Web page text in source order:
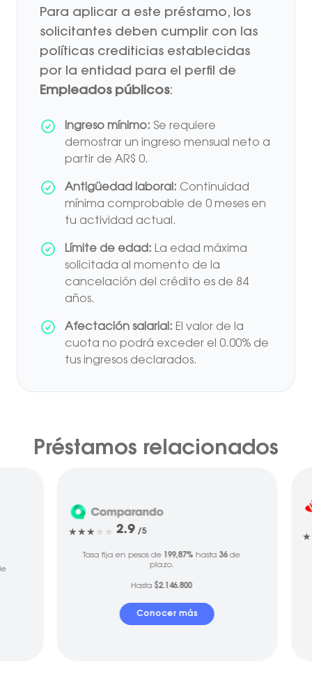
Para aplicar a este préstamo, los
solicitantes deben cumplir con las
políticas crediticias establecidas
por la entidad para el perfil de
Empleados públicos:
Ingreso mínimo: Se requiere
demostrar un ingreso mensual neto a
partir de AR$ 0.
Antigüedad laboral: Continuidad
mínima comprobable de 0 meses en
tu actividad actual.
Límite de edad: La edad máxima
solicitada al momento de la
cancelación del crédito es de 84
años.
Afectación salarial: El valor de la
cuota no podrá exceder el 0.00% de
tus ingresos declarados.
Préstamos relacionados
2.9 /5
Tasa fija en pesos de 199,87% hasta36de
plazo.
Hasta$2.146.800
Conocer más